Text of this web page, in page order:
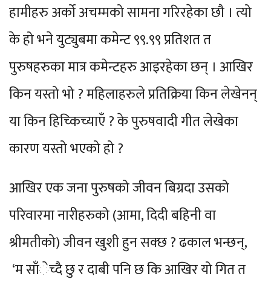
हामीहरु अर्को अचम्मको सामना गरिरहेका छौ । त्यो
के हो भने युट्युबमा कमेन्ट ९९.९९ प्रतिशत त
पुरुषहरुका मात्र कमेन्टहरु आइरहेका छन् । आखिर
किन यस्तो भो ? महिलाहरुले प्रतिक्रिया किन लेखेनन्
या किन हिच्किच्याएँ ? के पुरुषवादी गीत लेखेका
कारण यस्तो भएको हो ?
आखिर एक जना पुरुषको जीवन बिग्रदा उसको
परिवारमा नारीहरुको (आमा, दिदी बहिनी वा
श्रीमतीको) जीवन खुशी हुन सक्छ ? ढकाल भन्छन्,
‘म साँेच्दै छु र दाबी पनि छ कि आखिर यो गित त